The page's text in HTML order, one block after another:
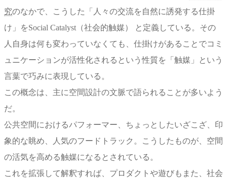
究のなかで、こうした「人々の交流を自然に誘発する仕掛
け」をSocial Catalyst （社会的触媒）
と定義している。その
人自身は何も変わっていなくても、仕掛けがあることでコミ
ュニケーションが活性化されるという性質を「触媒」という
言葉で巧みに表現している。
この概念は、主に空間設計の文脈で語られることが多いよう
だ。
公共空間におけるパフォーマー、ちょっとしたいざこざ、印
象的な眺め、人気のフードトラック。こうしたものが、空間
の活気を高める触媒になるとされている。
これを拡張して解釈すれば、プロダクトや遊びもまた、社会